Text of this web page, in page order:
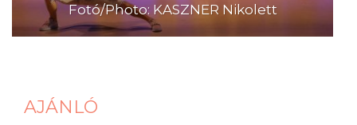
Fotó/Photo: KASZNER Nikolett
AJÁNLÓ